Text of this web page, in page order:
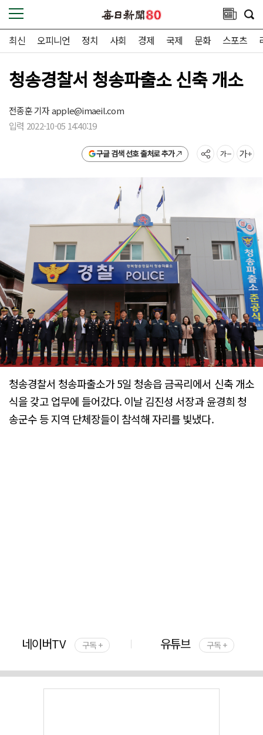
최신 오피니언 정치 사회 경제 국제 문화 스포츠
청송경찰서 청송파출소 신축 개소
전종훈 기자apple@imaeil.com
입력 2022-10-05 14:40:19
구글 검색 선호 출처로 추가
청송경찰서 청송파출소가 5일 청송읍 금곡리에서 신축 개소
식을 갖고 업무에 들어갔다. 이날 김진성 서장과 윤경희 청
송군수 등 지역 단체장들이 참석해 자리를 빛냈다.
네이버TV 구독 + 유튜브 구독 +